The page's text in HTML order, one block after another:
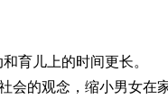
育儿上的时间更长。
会的观念，缩小男女在